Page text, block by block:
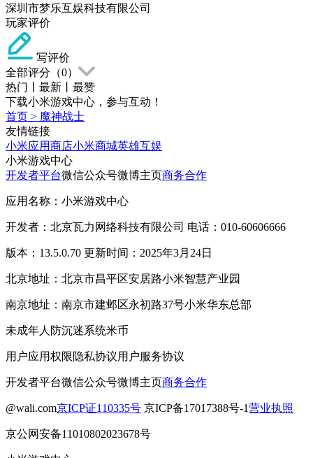
深圳市梦乐互娱科技有限公司
玩家评价
写评价
全部评分（0）
热门
最新
最赞
下载小米游戏中心，参与互动！
首页 > 魔神战士
友情链接
小米应用商店小米商城英雄互娱
小米游戏中心
开发者平台微信公众号微博主页商务合作
应用名称：小米游戏中心
开发者：北京瓦力网络科技有限公司 电话：010-60606666
版本：13.5.0.70 更新时间：2025年3月24日
北京地址：北京市昌平区安居路小米智慧产业园
南京地址：南京市建邺区永初路37号小米华东总部
未成年人防沉迷系统米币
用户应用权限隐私协议用户服务协议
开发者平台微信公众号微博主页商务合作
@wali.com京ICP证110335号 京ICP备17017388号-1营业执照
京公网安备11010802023678号